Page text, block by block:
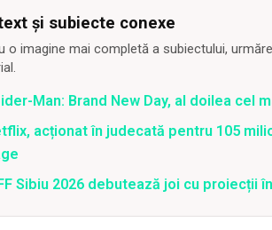
și subiecte conexe
o imagine mai completă a subiectului,
Man: Brand New Day, al doilea cel
acționat în judecată pentru 105
Sibiu 2026 debutează joi cu proiecții